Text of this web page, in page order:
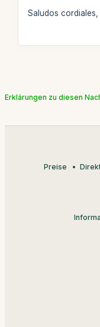
Saludos cordiales,
Erklärungen zu diesen
Preise